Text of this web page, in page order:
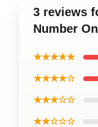
3 reviews
Number
★★★★★
★★★★☆
★★★☆☆
★★☆☆☆